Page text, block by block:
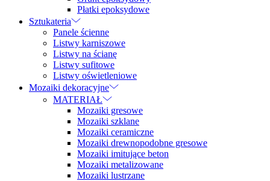
Płatki epoksydowe
Sztukateria
Panele ścienne
Listwy karniszowe
Listwy na ścianę
Listwy sufitowe
Listwy oświetleniowe
Mozaiki dekoracyjne
MATERIAŁ
Mozaiki gresowe
Mozaiki szklane
Mozaiki ceramiczne
Mozaiki drewnopodobne gresowe
Mozaiki imitujące beton
Mozaiki metalizowane
Mozaiki lustrzane